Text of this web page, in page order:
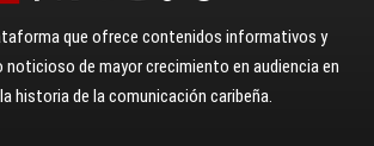
que ofrece contenidos informativos y
noticioso de mayor crecimiento en audiencia en
historia de la comunicación caribeña.